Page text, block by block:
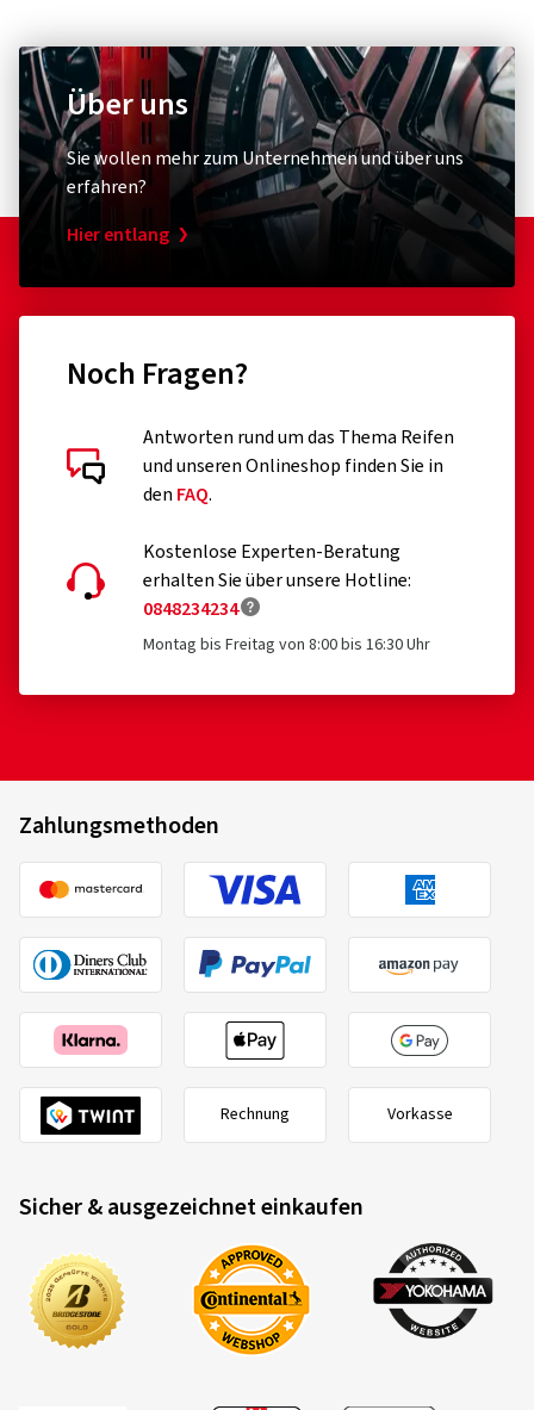
Über uns
Sie wollen mehr zum Unternehmen und über uns
erfahren?
Hier entlang
Noch Fragen?
Antworten rund um das Thema Reifen
und unseren Onlineshop finden Sie in
den FAQ.
Kostenlose Experten-Beratung
erhalten Sie über unsere Hotline:
0848234234
Montag bis Freitag von 8:00 bis 16:30 Uhr
Zahlungsmethoden
Rechnung Vorkasse
Sicher & ausgezeichnet einkaufen